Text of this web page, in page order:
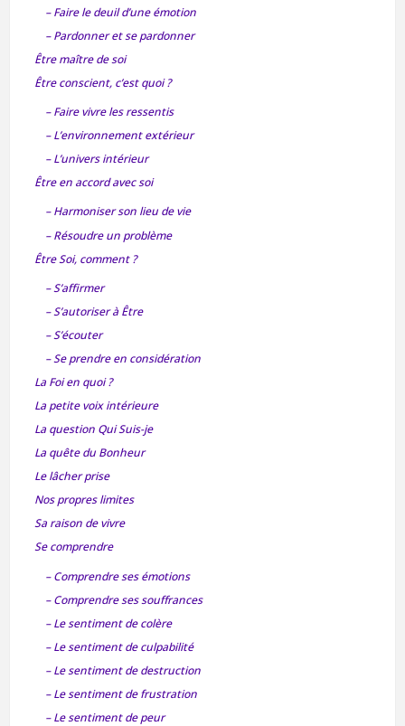
– Faire le deuil d’une émotion
– Pardonner et se pardonner
Être maître de soi
Être conscient, c’est quoi ?
– Faire vivre les ressentis
– L’environnement extérieur
– L’univers intérieur
Être en accord avec soi
– Harmoniser son lieu de vie
– Résoudre un problème
Être Soi, comment ?
– S’affirmer
– S’autoriser à Être
– S’écouter
– Se prendre en considération
La Foi en quoi ?
La petite voix intérieure
La question Qui Suis-je
La quête du Bonheur
Le lâcher prise
Nos propres limites
Sa raison de vivre
Se comprendre
– Comprendre ses émotions
– Comprendre ses souffrances
– Le sentiment de colère
– Le sentiment de culpabilité
– Le sentiment de destruction
– Le sentiment de frustration
– Le sentiment de peur